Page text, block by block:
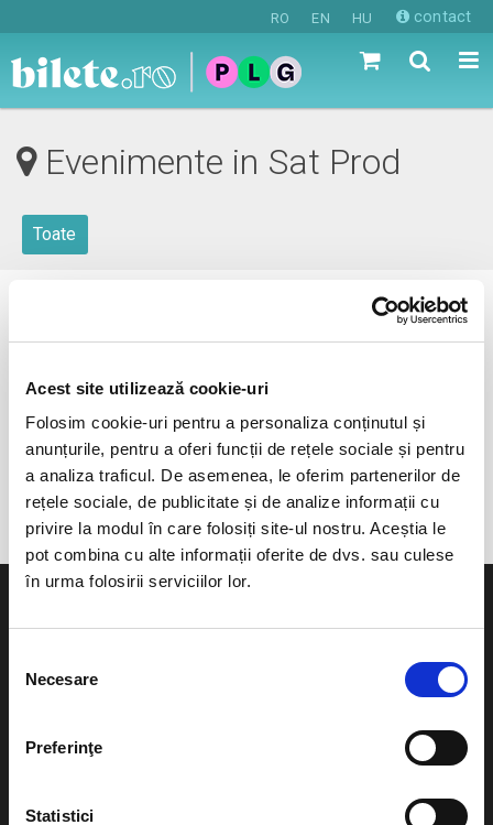
Acest site utilizează cookie-uri
Folosim cookie-uri pentru a personaliza conținutul și
anunțurile, pentru a oferi funcții de rețele sociale și pentru
a analiza traficul. De asemenea, le oferim partenerilor de
rețele sociale, de publicitate și de analize informații cu
privire la modul în care folosiți site-ul nostru. Aceștia le
pot combina cu alte informații oferite de dvs. sau culese
în urma folosirii serviciilor lor.
consimțământului
Necesare
Preferinţe
Statistici
RO EN HU contact
Evenimente in Sat Prod
Toate
0 evenimente in viitorul apropiat
anunta-ma pe email cand apare urmatorul eveniment la Sat
Prod
Evenimente
Teatru
festivaluri